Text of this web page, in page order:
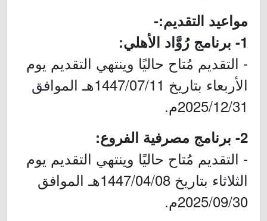
مواعيد التقديم:-
1- برنامج رُوَّاد الأهلي:
- التقديم مُتاح حاليًا وينتهي التقديم يوم
الأربعاء بتاريخ 1447/07/11هـ الموافق
2025/12/31م.
2- برنامج مصرفية الفروع:
- التقديم مُتاح حاليًا وينتهي التقديم يوم
الثلاثاء بتاريخ 1447/04/08هـ الموافق
2025/09/30م.